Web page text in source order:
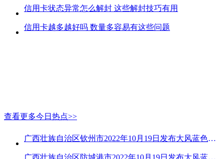
信用卡状态异常怎么解封 这些解封技巧有用
信用卡越多越好吗 数量多容易有这些问题
查看更多今日热点>>
广西壮族自治区钦州市2022年10月19日发布大风蓝色预警
广西壮族自治区防城港市2022年10月19日发布大风蓝色预警